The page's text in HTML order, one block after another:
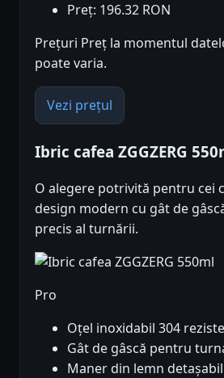
Preț: 196.32 RON
Prețuri Preț la momentul
poate varia.
Vezi prețul
Ibric cafea ZGGZERG
O alegere potrivită pentru cei
design modern cu gât de
precis al turnării.
Pro
Oțel inoxidabil 304
Gât de gâscă pentru
Maner din lemn